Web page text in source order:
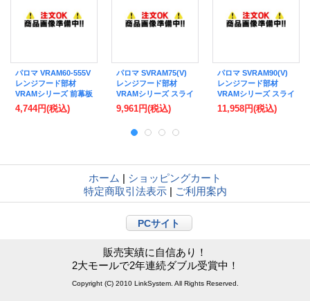
パロマ VRAM60-555V
レンジフード部材
VRAMシリーズ 前幕板
幅60cm 総高さ60cm
シルバー (タカラ製)
4,744円(税込)
パロマ SVRAM75(V)
レンジフード部材
VRAMシリーズ スライ
ド前幕板 幅75cm 総高
さ47.5〜72.5cm シル
9,961円(税込)
パロマ SVRAM90(V)
レンジフード部材
VRAMシリーズ スライ
ド前幕板 幅90cm 総高
さ47.5〜72.5cm シル
11,958円(税込)
ホーム | ショッピングカート
特定商取引法表示 | ご利用案内
PCサイト
販売実績に自信あり！
2大モールで2年連続ダブル受賞中！
Copyright (C) 2010 LinkSystem. All Rights Reserved.